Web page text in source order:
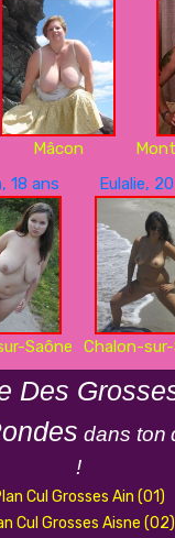
Mâcon
18 ans
Saône
Eulalie,
Chalon-
Des
dans ton
!
Cul Grosses Ain (01)
Cul Grosses Aisne (02)